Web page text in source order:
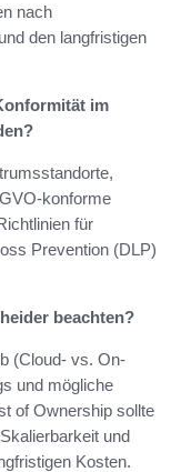
nach
den langfristigen
im
konforme
für
Prevention (DLP)
beachten?
(Cloud- vs. On-
und mögliche
of Ownership sollte
und
Kosten.